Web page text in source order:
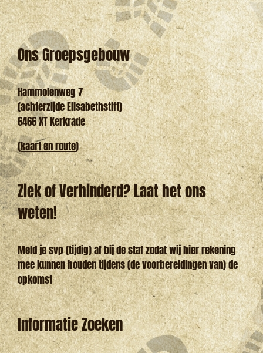
Ons Groepsgebouw
Hammolenweg 7
(achterzijde Elisabethstift)
6466 XT Kerkrade
(kaart en route)
Ziek of Verhinderd? Laat het ons
weten!
Meld je svp (tijdig) af bij de staf zodat wij hier rekening
mee kunnen houden tijdens (de voorbereidingen van) de
opkomst
Informatie Zoeken